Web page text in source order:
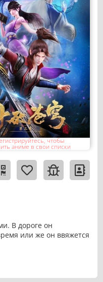
чтобы
аниме в свои списки
В дороге он
или же он ввяжется